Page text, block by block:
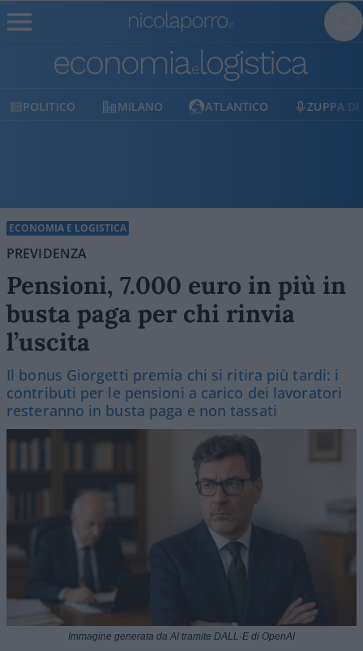
MILANO ATLANTICO ZUPPA DI PORRO
ECONOMIA E LOGISTICA
PREVIDENZA
Pensioni, 7.000 euro in più in
busta paga per chi rinvia
l’uscita
Il bonus Giorgetti premia chi si ritira più tardi: i
contributi per le pensioni a carico dei lavoratori
resteranno in busta paga e non tassati
Immagine generata da AI tramite DALL·E di OpenAI